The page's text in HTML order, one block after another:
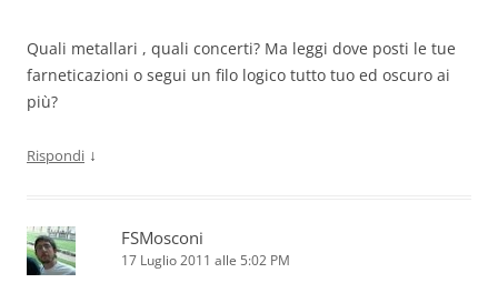
Quali metallari , quali concerti? Ma leggi dove posti le tue
farneticazioni o segui un filo logico tutto tuo ed oscuro ai
più?
Rispondi ↓
FSMosconi
17 Luglio 2011 alle 5:02 PM